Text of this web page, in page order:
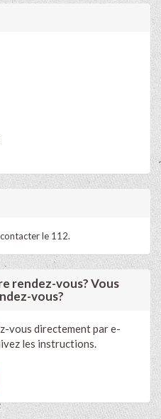
le 112.
rendez-vous? Vous
vous?
vous directement par e-
les instructions.